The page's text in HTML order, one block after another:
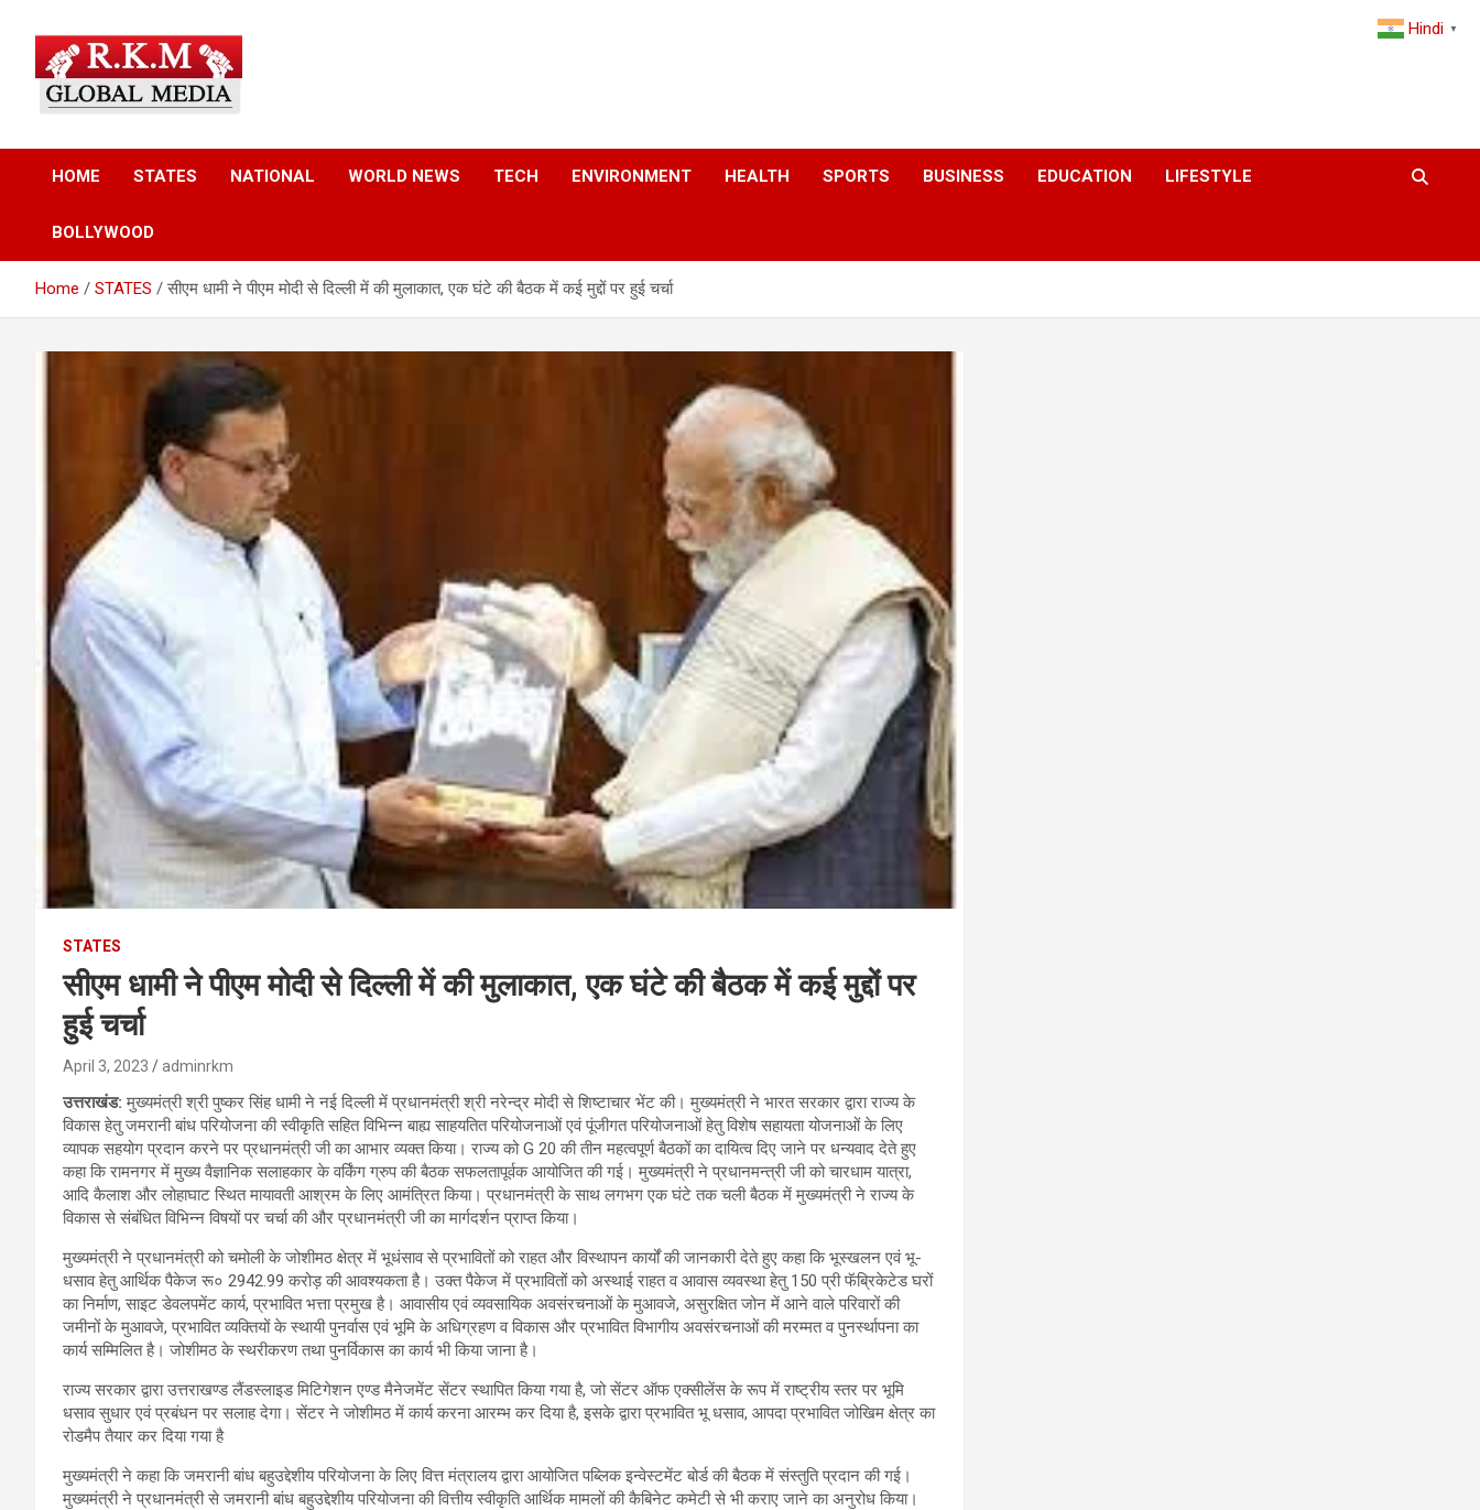
content
Latest Hindi News &
Global Media
and the World
HOME
STATES NATIONAL WORLD NEWS TECH ENVIRONMENT HEALTH SPORTS BUSINESS EDUCATION LIFESTYLE
BOLLYWOOD
Home STATES सीएम धामी ने पीएम मोदी से दिल्ली में की मुलाकात, एक घंटे की बैठक में कई मुद्दों पर हुई चर्चा
STATES
सीएम धामी ने पीएम मोदी से दिल्ली में की मुलाकात, एक घंटे की बैठक में कई मुद्दों पर
हुई चर्चा
April 3, 2023 adminrkm
उत्तराखंड: मुख्यमंत्री श्री पुष्कर सिंह धामी ने नई दिल्ली में प्रधानमंत्री श्री नरेन्द्र मोदी से शिष्टाचार भेंट की। मुख्यमंत्री ने भारत सरकार द्वारा राज्य के
विकास हेतु जमरानी बांध परियोजना की स्वीकृति सहित विभिन्न बाह्य साहयतित परियोजनाओं एवं पूंजीगत परियोजनाओं हेतु विशेष सहायता योजनाओं के लिए
व्यापक सहयोग प्रदान करने पर प्रधानमंत्री जी का आभार व्यक्त किया। राज्य को G 20 की तीन महत्वपूर्ण बैठकों का दायित्व दिए जाने पर धन्यवाद देते हुए
कहा कि रामनगर में मुख्य वैज्ञानिक सलाहकार के वर्किंग ग्रुप की बैठक सफलतापूर्वक आयोजित की गई। मुख्यमंत्री ने प्रधानमन्त्री जी को चारधाम यात्रा,
आदि कैलाश और लोहाघाट स्थित मायावती आश्रम के लिए आमंत्रित किया। प्रधानमंत्री के साथ लगभग एक घंटे तक चली बैठक में मुख्यमंत्री ने राज्य के
विकास से संबंधित विभिन्न विषयों पर चर्चा की और प्रधानमंत्री जी का मार्गदर्शन प्राप्त किया।
मुख्यमंत्री ने प्रधानमंत्री को चमोली के जोशीमठ क्षेत्र में भूधंसाव से प्रभावितों को राहत और विस्थापन कार्यों की जानकारी देते हुए कहा कि भूस्खलन एवं भू-
धसाव हेतु आर्थिक पैकेज रू० 2942.99 करोड़ की आवश्यकता है। उक्त पैकेज में प्रभावितों को अस्थाई राहत व आवास व्यवस्था हेतु 150 प्री फॅब्रिकेटेड घरों
का निर्माण, साइट डेवलपमेंट कार्य, प्रभावित भत्ता प्रमुख है। आवासीय एवं व्यवसायिक अवसंरचनाओं के मुआवजे, असुरक्षित जोन में आने वाले परिवारों की
जमीनों के मुआवजे, प्रभावित व्यक्तियों के स्थायी पुनर्वास एवं भूमि के अधिग्रहण व विकास और प्रभावित विभागीय अवसंरचनाओं की मरम्मत व पुनर्स्थापना का
कार्य सम्मिलित है। जोशीमठ के स्थरीकरण तथा पुनर्विकास का कार्य भी किया जाना है।
राज्य सरकार द्वारा उत्तराखण्ड लैंडस्लाइड मिटिगेशन एण्ड मैनेजमेंट सेंटर स्थापित किया गया है, जो सेंटर ऑफ एक्सीलेंस के रूप में राष्ट्रीय स्तर पर भूमि
धसाव सुधार एवं प्रबंधन पर सलाह देगा। सेंटर ने जोशीमठ में कार्य करना आरम्भ कर दिया है, इसके द्वारा प्रभावित भू धसाव, आपदा प्रभावित जोखिम क्षेत्र का
रोडमैप तैयार कर दिया गया है
मुख्यमंत्री ने कहा कि जमरानी बांध बहुउद्देशीय परियोजना के लिए वित्त मंत्रालय द्वारा आयोजित पब्लिक इन्वेस्टमेंट बोर्ड की बैठक में संस्तुति प्रदान की गई।
मुख्यमंत्री ने प्रधानमंत्री से जमरानी बांध बहुउद्देशीय परियोजना की वित्तीय स्वीकृति आर्थिक मामलों की कैबिनेट कमेटी से भी कराए जाने का अनुरोध किया।
Hindi ▼